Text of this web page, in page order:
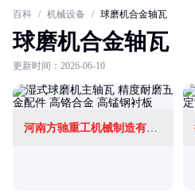
百科 / 机械设备 / 球磨机合金轴瓦
球磨机合金轴瓦
更新时间：2026-06-10
河南方驰重工机械制造有限公司